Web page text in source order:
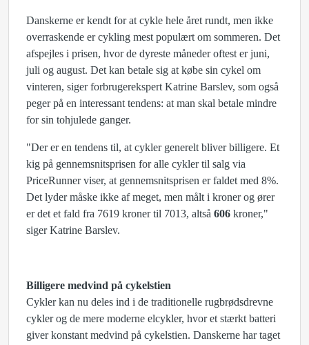
Danskerne er kendt for at cykle hele året rundt, men ikke
overraskende er cykling mest populært om sommeren. Det
afspejles i prisen, hvor de dyreste måneder oftest er juni,
juli og august. Det kan betale sig at købe sin cykel om
vinteren, siger forbrugerekspert Katrine Barslev, som også
peger på en interessant tendens: at man skal betale mindre
for sin tohjulede ganger.
"Der er en tendens til, at cykler generelt bliver billigere. Et
kig på gennemsnitsprisen for alle cykler til salg via
PriceRunner viser, at gennemsnitsprisen er faldet med 8%.
Det lyder måske ikke af meget, men målt i kroner og ører
er det et fald fra 7619 kroner til 7013, altså 606 kroner,"
siger Katrine Barslev.
Billigere medvind på cykelstien
Cykler kan nu deles ind i de traditionelle rugbrødsdrevne
cykler og de mere moderne elcykler, hvor et stærkt batteri
giver konstant medvind på cykelstien. Danskerne har taget